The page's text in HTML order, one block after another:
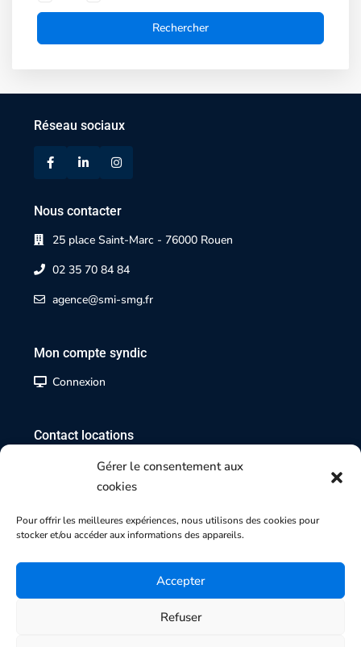
Gérer le consentement aux
cookies
Pour offrir les meilleures expériences, nous utilisons des cookies pour
stocker et/ou accéder aux informations des appareils.
Accepter
Refuser
Réseau sociaux
Nous contacter
25 place Saint-Marc - 76000 Rouen
02 35 70 84 84
agence@smi-smg.fr
Mon compte syndic
Connexion
Contact locations
02 35 07 17 17
Contact transactions